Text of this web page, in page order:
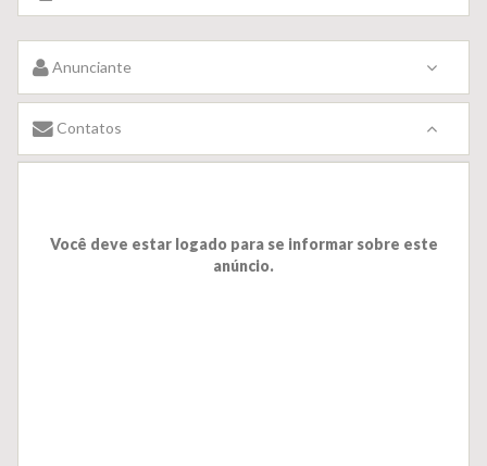
Anunciante
Contatos
Você deve estar logado para se informar sobre este
anúncio.